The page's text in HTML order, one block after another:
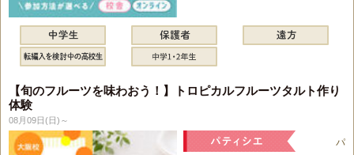
【旬のフルーツを味わおう！】トロピカルフルーツタルト作り
体験
08月09日(日)～
パ